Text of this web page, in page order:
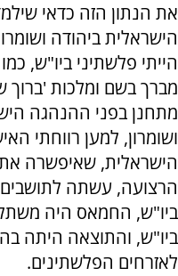
את הנתון הזה כדאי
הישראלית ביהודה
הייתי פלשתיני ביו"ש,
מברך בשם ומלכות 'ברוך
מתחנן בפני ההנהגה
ושומרון, למען רווחתי
הישראלית, שאיפשרה
הרצועה, עשתה
ביו"ש, החמאס היה
ביו"ש, והתוצאה היתה
לאזרחים הפלשתינים.